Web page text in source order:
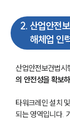
2. 산업안전
해체업 인
산업안전보건법시
의 안전성을 확보
타워크레인 설치
되는 영역입니다.